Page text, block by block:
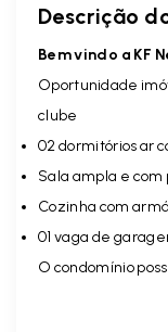
Descrição
Bem vindo a KF
Oportunidade
clube
02 dormitórios ar
Sala ampla e
Cozinha com
01 vaga de
O condomínio